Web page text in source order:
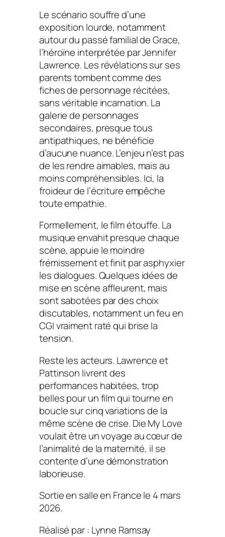
Le scénario souffre d’une
exposition lourde, notamment
autour du passé familial de Grace,
l’héroïne interprétée par Jennifer
Lawrence. Les révélations sur ses
parents tombent comme des
fiches de personnage récitées,
sans véritable incarnation. La
galerie de personnages
secondaires, presque tous
antipathiques, ne bénéficie
d’aucune nuance. L’enjeu n’est pas
de les rendre aimables, mais au
moins compréhensibles. Ici, la
froideur de l’écriture empêche
toute empathie.
Formellement, le film étouffe. La
musique envahit presque chaque
scène, appuie le moindre
frémissement et finit par asphyxier
les dialogues. Quelques idées de
mise en scène affleurent, mais
sont sabotées par des choix
discutables, notamment un feu en
CGI vraiment raté qui brise la
tension.
Reste les acteurs. Lawrence et
Pattinson livrent des
performances habitées, trop
belles pour un film qui tourne en
boucle sur cinq variations de la
même scène de crise. Die My Love
voulait être un voyage au cœur de
l’animalité de la maternité, il se
contente d’une démonstration
laborieuse.
Sortie en salle en France le 4 mars
2026.
Réalisé par : Lynne Ramsay